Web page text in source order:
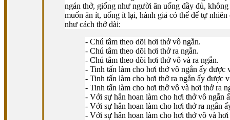
ngán thở, giống như người ăn uống đầy đủ,
muốn ăn ít, uống ít lại, hành giả có thể để tự
như cách thở dài:
- Chú tâm theo dõi hơi thở vô ngắn.
- Chú tâm theo dõi hơi thở ra ngắn.
- Chú tâm theo dõi hơi thở vô và ra ngắn.
- Tinh tấn làm cho hơi thở vô ngắn ấy được
- Tinh tấn làm cho hơi thở ra ngắn ấy được
- Tinh tấn làm cho hơi thở vô và hơi thở ra
- Với sự hân hoan làm cho hơi thở vô ngắn
- Với sự hân hoan làm cho hơi thở ra ngắn
- Với sự hân hoan làm cho hơi thở vô và